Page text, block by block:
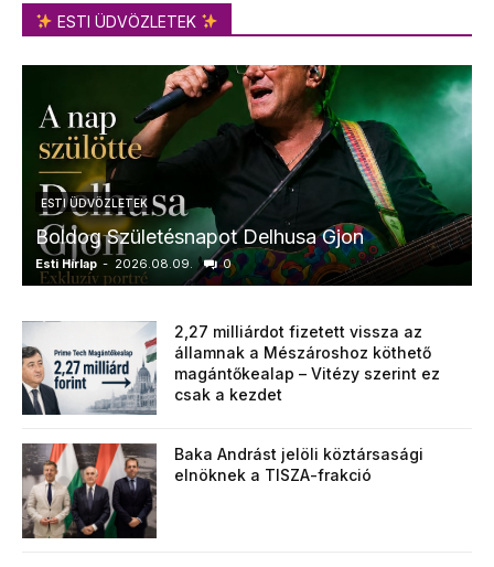
ESTI ÜDVÖZLETEK
ESTI ÜDVÖZLETEK
Boldog Születésnapot Delhusa Gjon
Esti Hírlap - 2026.08.09. 0
2,27 milliárdot fizetett vissza az
államnak a Mészároshoz köthető
magántőkealap – Vitézy szerint ez
csak a kezdet
Baka Andrást jelöli köztársasági
elnöknek a TISZA-frakció